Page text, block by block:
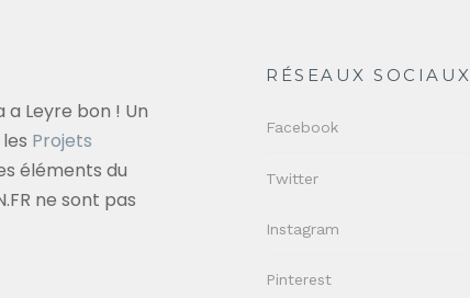
Leyre bon ! Un
Projets
éléments du
ne sont pas
RÉSEAUX SOCIAUX
Facebook
Twitter
Instagram
Pinterest